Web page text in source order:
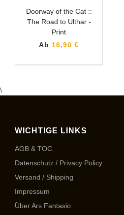
Doorway of the Cat ::
The Road to Ulthar -
Print
Ab 16,90 €
\
WICHTIGE LINKS
AGB & TOC
Datenschutz / Privacy Policy
Versand / Shipping
Impressum
Über Ars Fantasio